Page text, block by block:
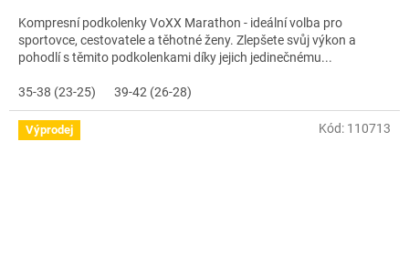
Kompresní podkolenky VoXX Marathon - ideální volba pro
sportovce, cestovatele a těhotné ženy. Zlepšete svůj výkon a
pohodlí s těmito podkolenkami díky jejich jedinečnému...
35-38 (23-25) 39-42 (26-28)
Výprodej Kód: 110713